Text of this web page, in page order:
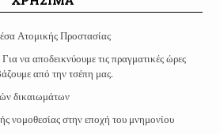
Ατομικής Προστασίας
αποδεικνύουμε τις πραγματικές ώρες
από την τσέπη μας.
δικαιωμάτων
νομοθεσίας στην εποχή του μνημονίου